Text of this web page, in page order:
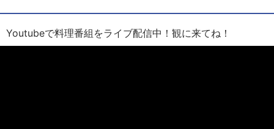
Youtubeで料理番組をライブ配信中！観に来てね！